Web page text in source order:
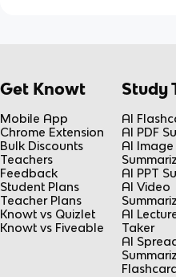
Get Knowt
Mobile App
Chrome Extension
Bulk Discounts
Teachers
Feedback
Student Plans
Teacher Plans
Knowt vs Quizlet
Knowt vs Fiveable
Study
AI
AI PDF
AI Image
AI PPT
AI Video
AI
Taker
AI